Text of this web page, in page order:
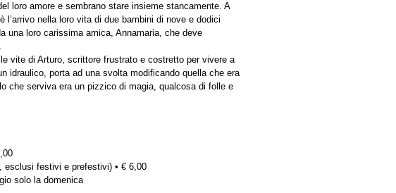
loro amore e sembrano stare insieme stancamente. A
l’arrivo nella loro vita di due bambini di nove e dodici
una loro carissima amica, Annamaria, che deve
vite di Arturo, scrittore frustrato e costretto per vivere a
idraulico, porta ad una svolta modificando quella che era
che serviva era un pizzico di magia, qualcosa di folle e
esclusi festivi e prefestivi) • € 6,00
solo la domenica